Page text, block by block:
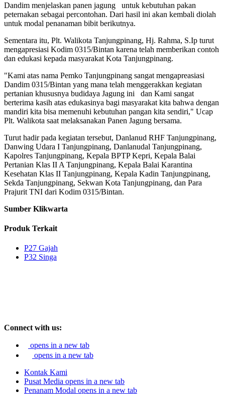
Dandim menjelaskan panen jagung untuk kebutuhan pakan
peternakan sebagai percontohan. Dari hasil ini akan kembali diolah
untuk modal penanaman bibit berikutnya.
Sementara itu, Plt. Walikota Tanjungpinang, Hj. Rahma, S.Ip turut
mengapresiasi Kodim 0315/Bintan karena telah memberikan contoh
dan edukasi kepada masyarakat Kota Tanjungpinang.
"Kami atas nama Pemko Tanjungpinang sangat mengapreasiasi
Dandim 0315/Bintan yang mana telah menggerakkan kegiatan
pertanian khususnya budidaya Jagung ini dan Kami sangat
berterima kasih atas edukasinya bagi masyarakat kita bahwa dengan
mandiri kita bisa memenuhi kebutuhan pangan kita sendiri," Ucap
Plt. Walikota saat melaksanakan Panen Jagung bersama.
Turut hadir pada kegiatan tersebut, Danlanud RHF Tanjungpinang,
Danwing Udara I Tanjungpinang, Danlanudal Tanjungpinang,
Kapolres Tanjungpinang, Kepala BPTP Kepri, Kepala Balai
Pertanian Klas II A Tanjungpinang, Kepala Balai Karantina
Kesehatan Klas II Tanjungpinang, Kepala Kadin Tanjungpinang,
Sekda Tanjungpinang, Sekwan Kota Tanjungpinang, dan Para
Prajurit TNI dari Kodim 0315/Bintan.
Sumber Klikwarta
Produk Terkait
P27 Gajah
P32 Singa
Connect with us:
opens in a new tab
opens in a new tab
Kontak Kami
Pusat Media opens in a new tab
Penanam Modal opens in a new tab